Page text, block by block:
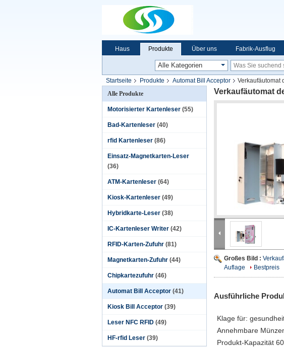
Haus Produkte Über uns Fabrik-Ausflug
Startseite Produkte Automat Bill Acceptor
Verkaufäutomat
Alle Produkte
Motorisierter Kartenleser (55)
Bad-Kartenleser (40)
rfid Kartenleser (86)
Einsatz-Magnetkarten-Leser
(36)
ATM-Kartenleser (64)
Kiosk-Kartenleser (49)
Hybridkarte-Leser (38)
IC-Kartenleser Writer (42)
RFID-Karten-Zufuhr (81)
Magnetkarten-Zufuhr (44)
Chipkartezufuhr (46)
Automat Bill Acceptor (41)
Kiosk Bill Acceptor (39)
Leser NFC RFID (49)
HF-rfid Leser (39)
Verkaufäutomat
Großes Bild :
Auflage
Bestpreis
Ausführliche
Klage für:
Annehmbare
Produkt-Kapazität